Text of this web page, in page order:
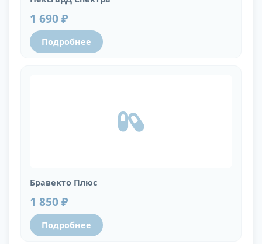
1 690 ₽
Подробнее
Бравекто Плюс
1 850 ₽
Подробнее